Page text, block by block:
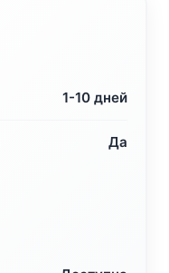
1-10 дней
Да